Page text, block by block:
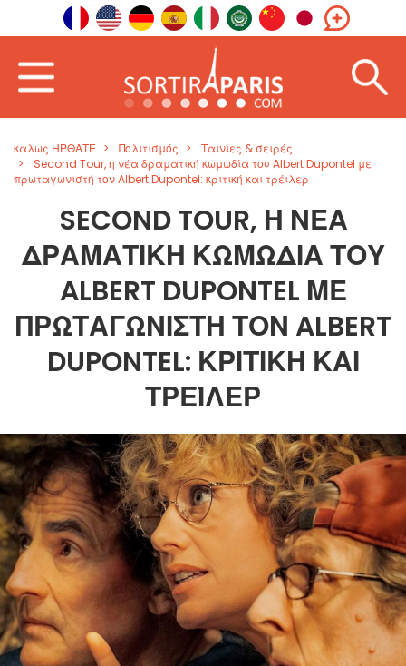
καλως ΗΡΘΑΤΕ Πολιτισμός
Ταινίες & σειρές
Second Tour, η νέα δραματική κωμωδία του Albert Dupontel με
πρωταγωνιστή τον Albert Dupontel: κριτική και τρέιλερ
SECOND TOUR, Η ΝΈΑ
ΔΡΑΜΑΤΙΚΉ ΚΩΜΩΔΊΑ ΤΟΥ
ALBERT DUPONTEL ΜΕ
ΠΡΩΤΑΓΩΝΙΣΤΉ ΤΟΝ ALBERT
DUPONTEL: ΚΡΙΤΙΚΉ ΚΑΙ
ΤΡΈΙΛΕΡ